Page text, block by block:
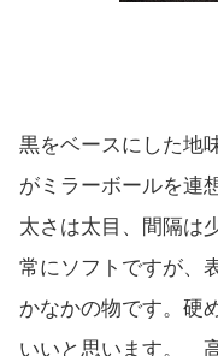
黒をベースにした地
がミラーボールを
太さは太目、間隔
常にソフトですが、
かなかの物です。硬
いいと思います。